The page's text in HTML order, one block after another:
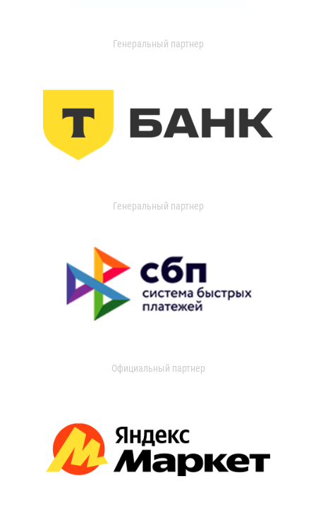
Генеральный партнер
Генеральный партнер
Официальный партнер